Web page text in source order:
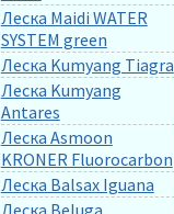
Леска Maidi WATER
SYSTEM green
Леска Kumyang Tiagra
Леска Kumyang
Antares
Леска Asmoon
KRONER Fluorocarbon
Леска Balsax Iguana
Леска Beluga